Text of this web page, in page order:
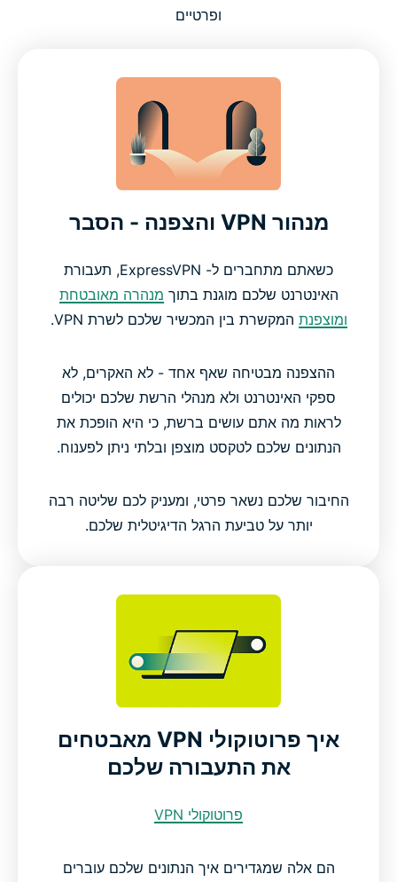
ופרטיים
מנהור VPN והצפנה - הסבר
כשאתם מתחברים ל- ExpressVPN, תעבורת
האינטרנט שלכם מוגנת בתוך מנהרה מאובטחת
ומוצפנת המקשרת בין המכשיר שלכם לשרת VPN.
ההצפנה מבטיחה שאף אחד - לא האקרים, לא
ספקי האינטרנט ולא מנהלי הרשת שלכם יכולים
לראות מה אתם עושים ברשת, כי היא הופכת את
הנתונים שלכם לטקסט מוצפן ובלתי ניתן לפענוח.
החיבור שלכם נשאר פרטי, ומעניק לכם שליטה רבה
יותר על טביעת הרגל הדיגיטלית שלכם.
איך פרוטוקולי VPN מאבטחים
את התעבורה שלכם
פרוטוקולי VPN
הם אלה שמגדירים איך הנתונים שלכם עוברים